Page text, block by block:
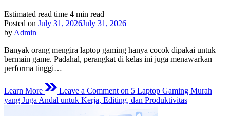
Estimated read time 4 min read
Posted on July 31, 2026July 31, 2026
by Admin
Banyak orang mengira laptop gaming hanya cocok dipakai untuk
bermain game. Padahal, perangkat di kelas ini juga menawarkan
performa tinggi…
Learn More Leave a Comment on 5 Laptop Gaming Murah
yang Juga Andal untuk Kerja, Editing, dan Produktivitas